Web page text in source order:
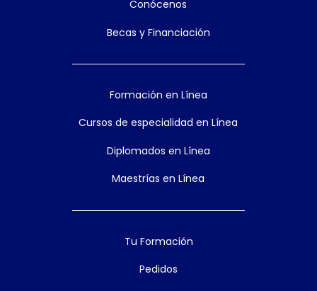
Conócenos
Becas y Financiación
Formación en Línea
Cursos de especialidad en Línea
Diplomados en Línea
Maestrías en Línea
Tu Formación
Pedidos